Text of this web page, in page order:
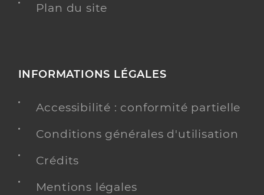
Plan du site
INFORMATIONS LÉGALES
Accessibilité : conformité partielle
Conditions générales d'utilisation
Crédits
Mentions légales